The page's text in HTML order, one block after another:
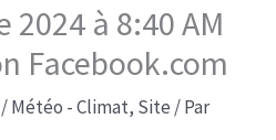
2024 à 8:40 AM
Facebook.com
/Météo - Climat, Site / Par